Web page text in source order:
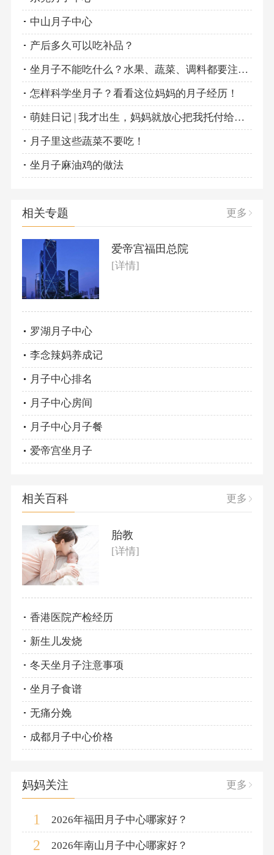
中山月子中心
产后多久可以吃补品？
坐月子不能吃什么？水果、蔬菜、调料都要注意！
怎样科学坐月子？看看这位妈妈的月子经历！
萌娃日记 | 我才出生，妈妈就放心把我托付给了别人
月子里这些蔬菜不要吃！
坐月子麻油鸡的做法
相关专题 更多
爱帝宫福田总院
[详情]
罗湖月子中心
李念辣妈养成记
月子中心排名
月子中心房间
月子中心月子餐
爱帝宫坐月子
相关百科 更多
胎教
[详情]
香港医院产检经历
新生儿发烧
冬天坐月子注意事项
坐月子食谱
无痛分娩
成都月子中心价格
妈妈关注 更多
1 2026年福田月子中心哪家好？
2 2026年南山月子中心哪家好？